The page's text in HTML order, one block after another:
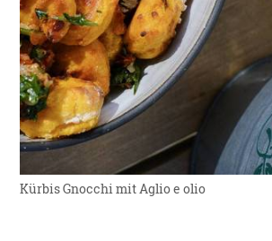
Kürbis Gnocchi mit Aglio e olio